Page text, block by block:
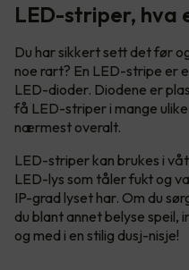
LED-striper, hva
Du har sikkert sett det før
noe rart? En LED-stripe er
LED-dioder. Diodene er
få LED-striper i mange
nærmest overalt.
LED-striper kan brukes i
LED-lys som tåler fukt og
IP-grad lyset har. Om du
du blant annet belyse speil,
og med i en stilig dusj-nisje!